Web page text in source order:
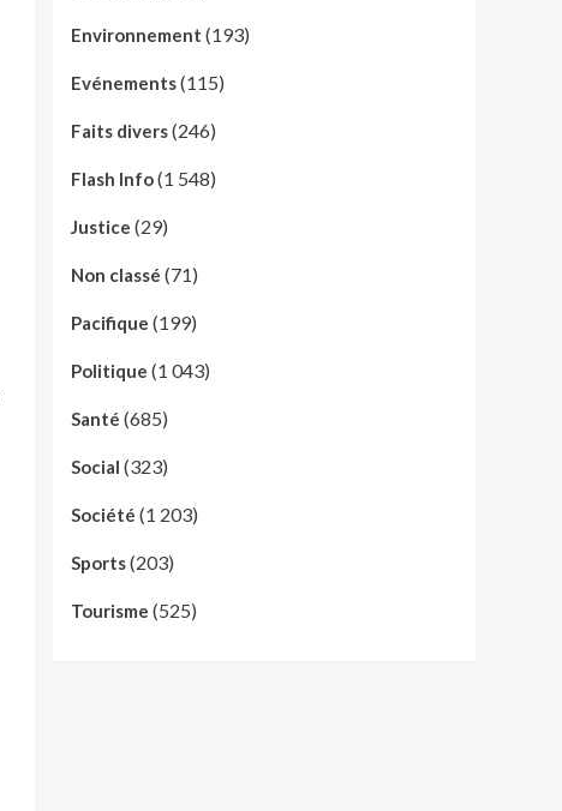
Environnement (193)
Evénements(115)
Faits divers(246)
Flash Info(1 548)
Justice (29)
Non classé (71)
Pacifique (199)
Politique (1 043)
Santé (685)
Social (323)
Société (1 203)
Sports(203)
Tourisme (525)